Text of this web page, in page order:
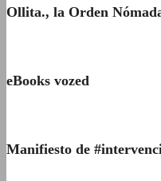
Ollita., la Orden
eBooks vozed
Manifiesto de